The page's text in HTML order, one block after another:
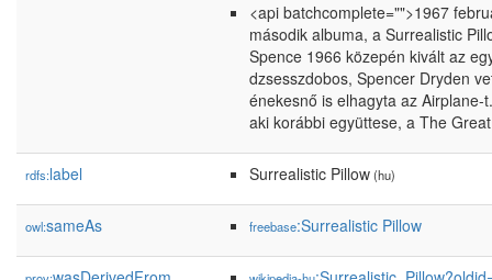
<api batchcomplete="">1967
második albuma, a Surrealistic
Spence 1966 közepén kivált az
dzsesszdobos, Spencer Dryden
énekesnő is elhagyta az
aki korábbi együttese, a The
rdfs:label Surrealistic Pillow(hu)
owl:sameAs freebase:Surrealistic Pillow